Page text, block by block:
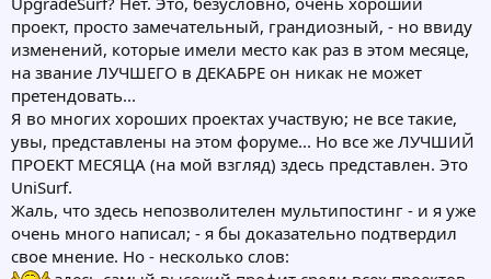
проект, просто замечательный, грандиозный, - но ввиду
изменений, которые имели место как раз в этом месяце,
на звание ЛУЧШЕГО в ДЕКАБРЕ он никак не может
претендовать...
Я во многих хороших проектах участвую; не все такие,
увы, представлены на этом форуме... Но все же ЛУЧШИЙ
ПРОЕКТ МЕСЯЦА (на мой взгляд) здесь представлен. Это
UniSurf.
Жаль, что здесь непозволителен мультипостинг - и я уже
очень много написал; - я бы доказательно подтвердил
свое мнение. Но - несколько слов: